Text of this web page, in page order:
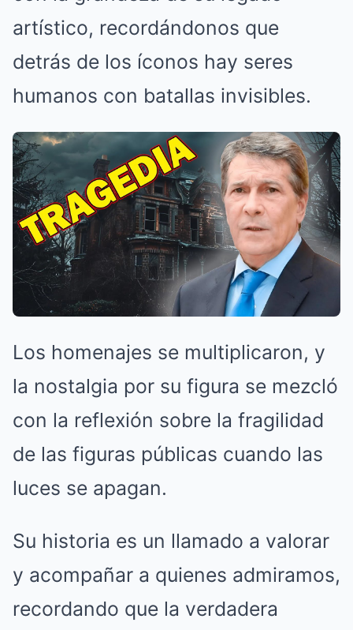
artístico, recordándonos que
detrás de los íconos hay seres
humanos con batallas invisibles.
Los homenajes se multiplicaron, y
la nostalgia por su figura se mezcló
con la reflexión sobre la fragilidad
de las figuras públicas cuando las
luces se apagan.
Su historia es un llamado a valorar
y acompañar a quienes admiramos,
recordando que la verdadera